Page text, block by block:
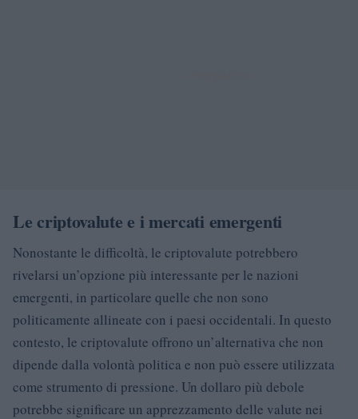
Le criptovalute e i mercati emergenti
Nonostante le difficoltà, le criptovalute potrebbero
rivelarsi un’opzione più interessante per le nazioni
emergenti, in particolare quelle che non sono
politicamente allineate con i paesi occidentali. In questo
contesto, le criptovalute offrono un’alternativa che non
dipende dalla volontà politica e non può essere utilizzata
come strumento di pressione. Un dollaro più debole
potrebbe significare un apprezzamento delle valute nei